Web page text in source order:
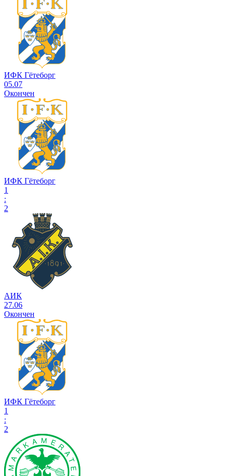
ИФК Гётеборг
05.07
Окончен
ИФК Гётеборг
1
:
2
АИК
27.06
Окончен
ИФК Гётеборг
1
:
2